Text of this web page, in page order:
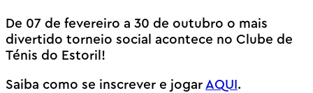
De 07 de fevereiro a 30 de outubro o mais
divertido torneio social acontece no Clube de
Ténis do Estoril!
Saiba como se inscrever e jogar AQUI .